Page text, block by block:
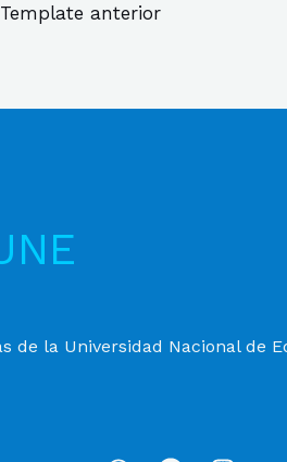
anterior
de la Universidad Nacional de